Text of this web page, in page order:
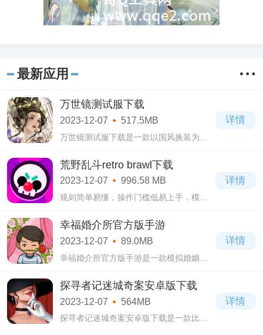
最新应用
万世镜测试服下载
2023-12-07 517.5MB
万世镜测试服下载是一款以国风换装为主
十分唯美细腻，并且还将带玩家回归古代
生活，邂逅蓝颜知己，结交朋友，享受到
换装交
详情
荒野乱斗retro brawl下载
2023-12-07 996.58 MB
规则简单易懂，操作门槛低易上手，模式
为玩家带来最多的游玩乐趣的荒野乱斗
retro brawl下载，没有玩过的真该来好好的
体验一番!
详情
幸福婚介所官方版手游
2023-12-07 89.0MB
幸福婚介所官方版手游是一款模拟婚姻生
婚介所，专门为没有找到另一半的人士服
务，让天底下的人都能快速的找到另一
半，过上
详情
探寻者记迷城奇案安卓版下载
2023-12-07 564MB
探寻者记迷城奇案安卓版下载是一款比较
详情